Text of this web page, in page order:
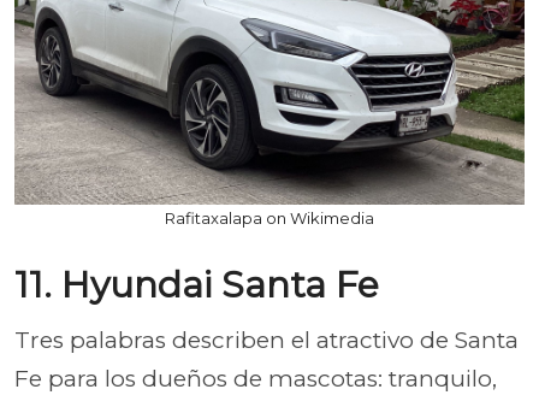
Rafitaxalapa on Wikimedia
11. Hyundai Santa Fe
Tres palabras describen el atractivo de Santa
Fe para los dueños de mascotas: tranquilo,